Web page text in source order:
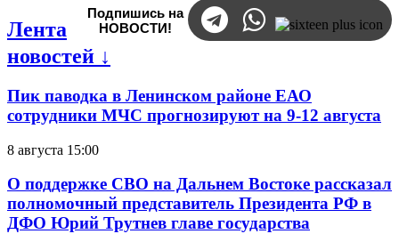
Подпишись на
НОВОСТИ!
Лента
новостей ↓
Пик паводка в Ленинском районе ЕАО
сотрудники МЧС прогнозируют на 9-12 августа
8 августа 15:00
О поддержке СВО на Дальнем Востоке рассказал
полномочный представитель Президента РФ в
ДФО Юрий Трутнев главе государства